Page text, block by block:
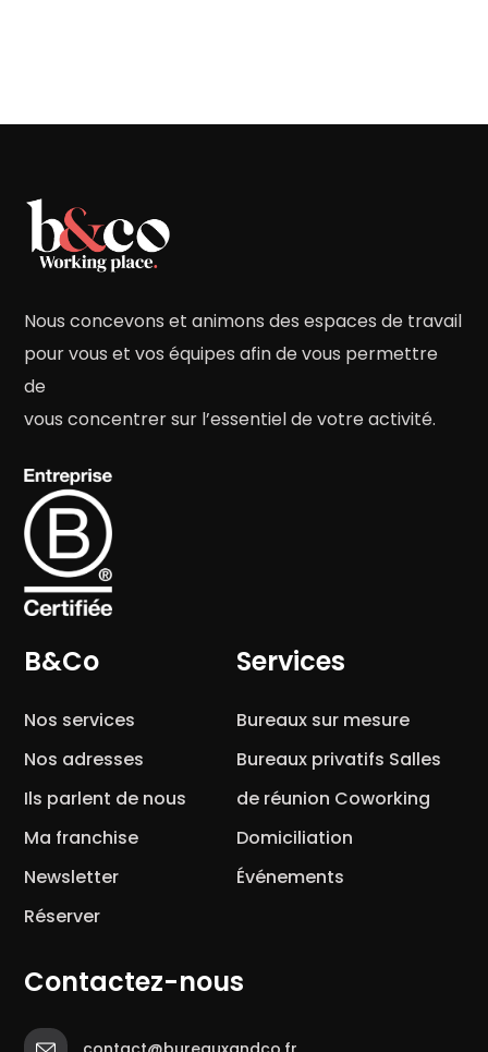
Nous concevons et animons des espaces de travail
pour vous et vos équipes afin de vous permettre
de
vous concentrer sur l’essentiel de votre activité.
B&Co
Nos services
Nos adresses
Ils parlent de nous
Ma franchise
Newsletter
Réserver
Services
Bureaux sur mesure
Bureaux privatifs Salles
de réunion Coworking
Domiciliation
Événements
Contactez-nous